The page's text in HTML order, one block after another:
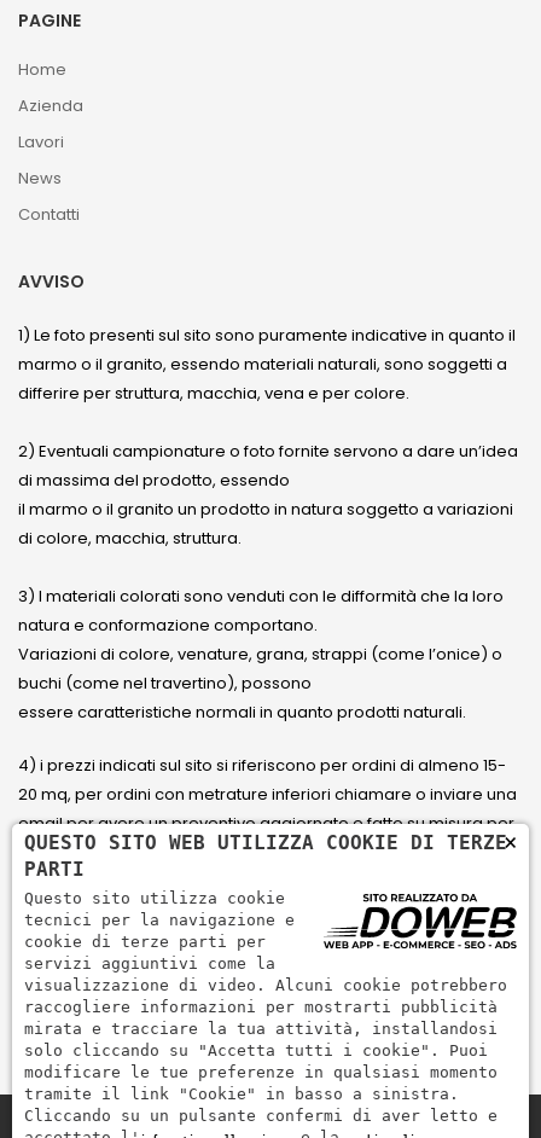
PAGINE
Home
Azienda
Lavori
News
Contatti
AVVISO
1) Le foto presenti sul sito sono puramente indicative in quanto il
marmo o il granito, essendo materiali naturali, sono soggetti a
differire per struttura, macchia, vena e per colore.
2) Eventuali campionature o foto fornite servono a dare un’idea
di massima del prodotto, essendo
il marmo o il granito un prodotto in natura soggetto a variazioni
di colore, macchia, struttura.
3) I materiali colorati sono venduti con le difformità che la loro
natura e conformazione comportano.
Variazioni di colore, venature, grana, strappi (come l’onice) o
buchi (come nel travertino), possono
essere caratteristiche normali in quanto prodotti naturali.
4) i prezzi indicati sul sito si riferiscono per ordini di almeno 15-
20 mq, per ordini con metrature inferiori chiamare o inviare una
email per avere un preventivo aggiornato e fatto su misura per
il cliente.
5) Paga con Carta di credito Visa, Visa Electron, Maestro,
Mastercard tramite il circuito PayPal. PayPal serve per pagare,
inviare denaro e accettare pagamenti in modo rapido,
semplice e sicuro.
×
QUESTO SITO WEB UTILIZZA COOKIE DI TERZE
PARTI
Questo sito utilizza cookie
tecnici per la navigazione e
cookie di terze parti per
servizi aggiuntivi come la
visualizzazione di video. Alcuni cookie potrebbero
raccogliere informazioni per mostrarti pubblicità
mirata e tracciare la tua attività, installandosi
solo cliccando su "Accetta tutti i cookie". Puoi
modificare le tue preferenze in qualsiasi momento
tramite il link "Cookie" in basso a sinistra.
Cliccando su un pulsante confermi di aver letto e